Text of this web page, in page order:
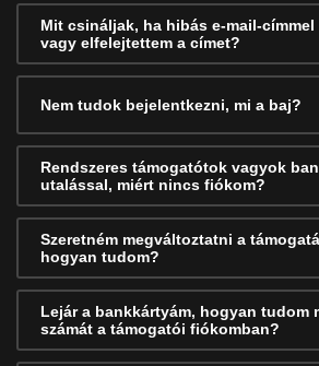
Mit csináljak, ha hibás e-mail-címmel
vagy elfelejtettem a címet?
Nem tudok bejelentkezni, mi a baj?
Rendszeres támogatótok vagyok
utalással, miért nincs fiókom?
Szeretném megváltoztatni a
hogyan tudom?
Lejár a bankkártyám, hogyan tudom
számát a támogatói fiókomban?